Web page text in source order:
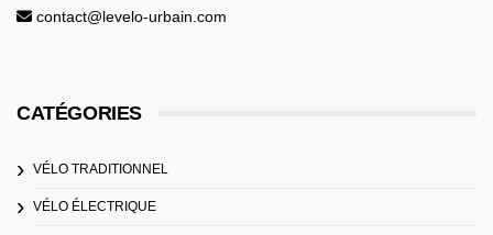
contact@levelo-urbain.com
CATÉGORIES
VÉLO TRADITIONNEL
VÉLO ÉLECTRIQUE